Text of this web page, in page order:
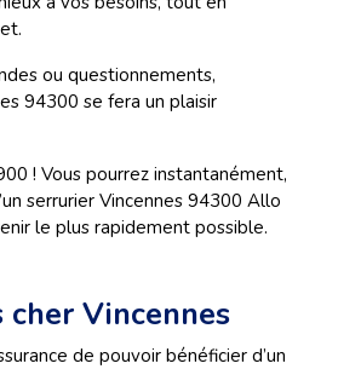
ou questionnements,
94300 se fera un plaisir
! Vous pourrez instantanément,
serrurier Vincennes 94300 Allo
le plus rapidement possible.
Vincennes
de pouvoir bénéficier d’un